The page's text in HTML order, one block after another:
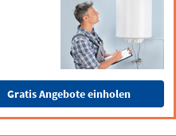
Gratis Angebote einholen